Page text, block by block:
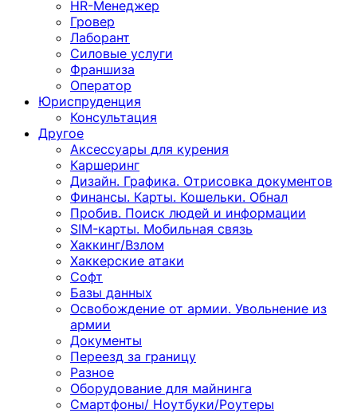
HR-Менеджер
Гровер
Лаборант
Силовые услуги
Франшиза
Оператор
Юриспруденция
Консультация
Другoе
Аксессуары для курения
Каршеринг
Дизайн. Графика. Отрисовка документов
Финансы. Карты. Кошельки. Обнал
Пробив. Поиск людей и информации
SIM-карты. Мобильная связь
Хаккинг/Взлом
Хаккерские атаки
Софт
Базы данных
Освобождение от армии. Увольнение из
армии
Документы
Переезд за границу
Разное
Оборудование для майнинга
Смартфоны/ Ноутбуки/Роутеры